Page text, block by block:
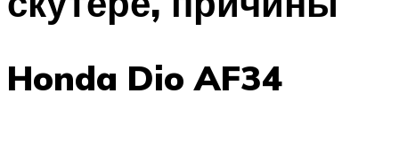
Honda Dio AF34